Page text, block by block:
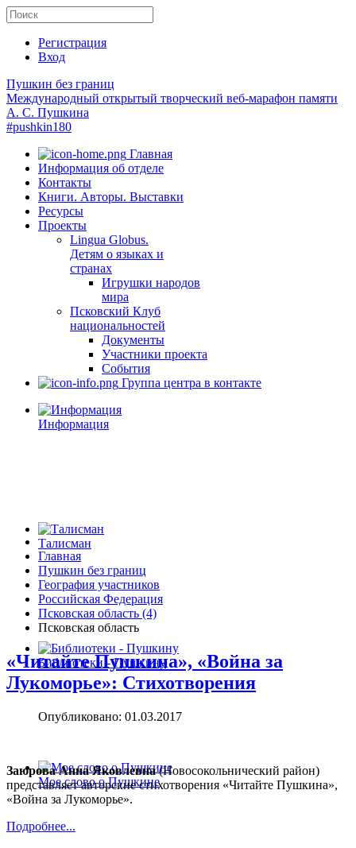
Регистрация
Вход
Пушкин без границ
Международный открытый творческий веб-марафон памяти
А. С. Пушкина
#pushkin180
Главная
Информация об отделе
Контакты
Книги. Авторы. Выставки
Ресурсы
Проекты
Lingua Globus.
Детям о языках и
странах
Игрушки народов
мира
Псковский Клуб
национальностей
Документы
Участники проекта
События
Группа центра в контакте
Информация
Талисман
Библиотеки - Пушкину
Мое слово о Пушкине
Главная
Пушкин без границ
География участников
Российская Федерация
Псковская область (4)
Псковская область
«Читайте Пушкина», «Война за
Лукоморье»: Стихотворения
Опубликовано: 01.03.2017
Заюрова Анна Яковлевна(Новосокольнический район)
представляет авторские стихотворения «Читайте Пушкина»,
«Война за Лукоморье».
Подробнее...